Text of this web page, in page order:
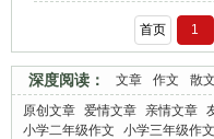
首页 1
深度阅读： 文章 作文 散文
原创文章 爱情文章 亲情文章
小学二年级作文
小学三年级作文